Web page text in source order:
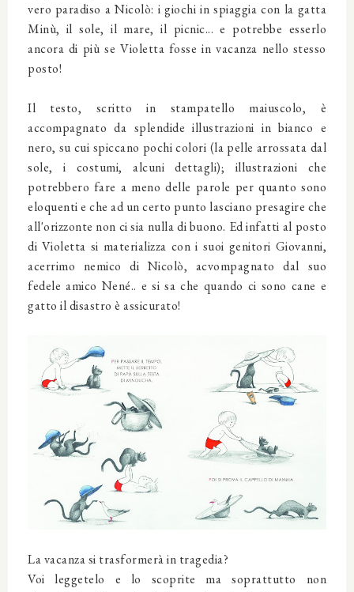
vero paradiso a Nicolò: i giochi in spiaggia con la gatta
Minù, il sole, il mare, il picnic... e potrebbe esserlo
ancora di più se Violetta fosse in vacanza nello stesso
posto!
Il testo, scritto in stampatello maiuscolo, è
accompagnato da splendide illustrazioni in bianco e
nero, su cui spiccano pochi colori (la pelle arrossata dal
sole, i costumi, alcuni dettagli); illustrazioni che
potrebbero fare a meno delle parole per quanto sono
eloquenti e che ad un certo punto lasciano presagire che
all'orizzonte non ci sia nulla di buono. Ed infatti al posto
di Violetta si materializza con i suoi genitori Giovanni,
acerrimo nemico di Nicolò, acvompagnato dal suo
fedele amico Nené.. e si sa che quando ci sono cane e
gatto il disastro è assicurato!
La vacanza si trasformerà in tragedia?
Voi leggetelo e lo scoprite ma soprattutto non